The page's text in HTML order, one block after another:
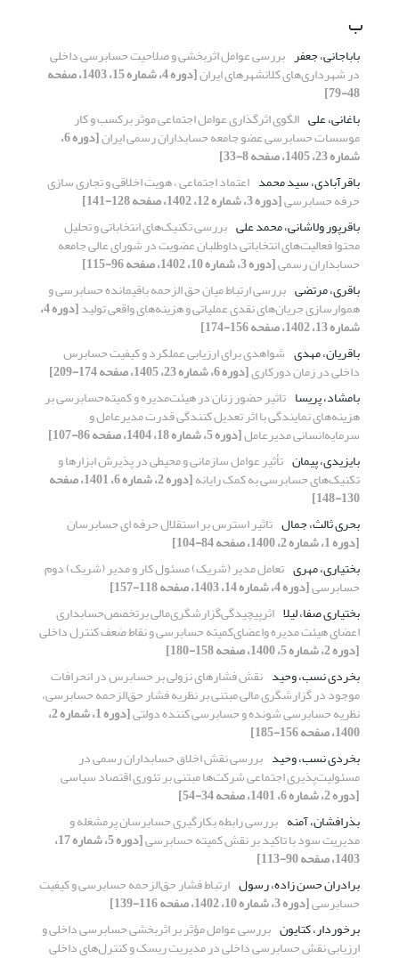
ب
باباجانی، جعفر بررسی عوامل اثربخشی و صلاحیت حسابرسی داخلی
در شهرداری‌های کلانشهرهای ایران [دوره 4، شماره 15، 1403، صفحه
48-79]
باغانی، علی الگوی اثرگذاری عوامل اجتماعی موثر برکسب و کار
موسسات حسابرسی عضو جامعه حسابداران رسمی ایران [دوره 6،
شماره 23، 1405، صفحه 8-33]
باقرآبادی، سید محمد اعتماد اجتماعی ، هویت اخلاقی و تجاری سازی
حرفه حسابرسی[دوره 3، شماره 12، 1402، صفحه 128-141]
باقرپور ولاشانی، محمد علی بررسی تکنیک‌های انتخاباتی و تحلیل
محتوا فعالیت‌های انتخاباتی داوطلبان عضویت در شورای عالی جامعه
حسابداران رسمی[دوره 3، شماره 10، 1402، صفحه 96-115]
باقری، مرتضی بررسی ارتباط میان حق الزحمه باقیمانده حسابرسی و
هموارسازی جریان‌های نقدی عملیاتی و هزینه‌های واقعی تولید [دوره 4،
شماره 13، 1402، صفحه 156-174]
باقریان، مهدی شواهدی برای ارزیابی عملکرد و کیفیت حسابرس
داخلی در زمان دورکاری[دوره 6، شماره 23، 1405، صفحه 174-209]
بامشاد، پریسا تاثیر حضور زنان در هیئت‌مدیره و کمیته‌حسابرسی بر
هزینه‌های نمایندگی با اثر تعدیل کنندگی قدرت مدیرعامل و
سرمایه‌انسانی مدیرعامل[دوره 5، شماره 18، 1404، صفحه 86-107]
بایزیدی، پیمان تأثیر عوامل سازمانی و محیطی در پذیرش ابزارها و
تکنیک‌های حسابرسی به کمک رایانه [دوره 2، شماره 6، 1401، صفحه
130-148]
بحری ثالث، جمال تاثیر استرس بر استقلال حرفه ای حسابرسان
[دوره 1، شماره 2، 1400، صفحه 84-104]
بختیاری، مهری تعامل مدیر (شریک) مسئول کار و مدیر (شریک) دوم
حسابرسی[دوره 4، شماره 14، 1403، صفحه 118-157]
بختیاری صفا، لیلا اثرپیچیدگی‌گزارشگری‌مالی برتخصص‌حسابداری
اعضای هیئت مدیره واعضای‌کمیته حسابرسی و نقاط ضعف کنترل داخلی
[دوره 2، شماره 5، 1400، صفحه 158-180]
بخردی نسب، وحید نقش فشارهای نزولی بر حسابرس در انحرافات
موجود در گزارشگری مالی مبتنی بر نظریه فشار حق‌الزحمه حسابرسی،
نظریه حسابرسی شونده و حسابرسی کننده دولتی [دوره 1، شماره 2،
1400، صفحه 156-185]
بخردی نسب، وحید بررسی نقش اخلاق حسابداران رسمی در
مسئولیت‌پذیری اجتماعی شرکت‌ها مبتنی بر تئوری اقتصاد سیاسی
[دوره 2، شماره 6، 1401، صفحه 34-54]
بذرافشان، آمنه بررسی رابطه بکارگیری حسابرسان پرمشغله و
مدیریت سود با تاکید بر نقش کمیته حسابرسی [دوره 5، شماره 17،
1403، صفحه 90-113]
برادران حسن زاده، رسول ارتباط فشار حق‌الزحمه حسابرسی و کیفیت
حسابرسی[دوره 3، شماره 10، 1402، صفحه 116-139]
برخوردار، کتایون بررسی عوامل مؤثر بر اثربخشی حسابرسی داخلی و
ارزیابی نقش حسابرسی داخلی در مدیریت ریسک و کنترل‌های داخلی